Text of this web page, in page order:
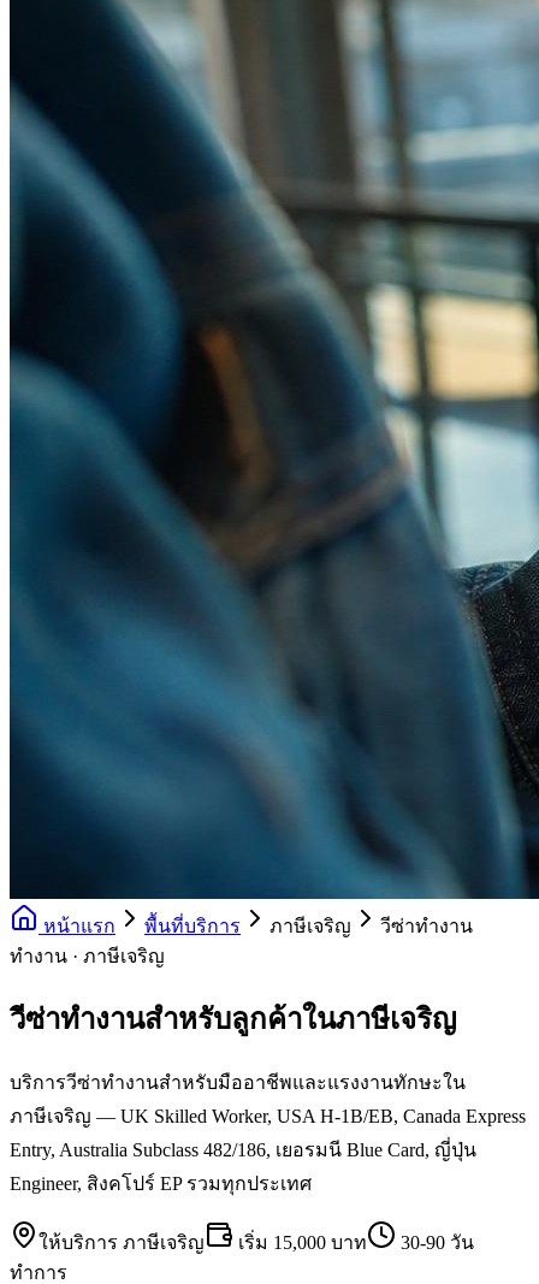
หน้าแรก พื้นที่บริการ ภาษีเจริญ
วีซ่าทำงาน
ทำงาน · ภาษีเจริญ
วีซ่าทำงานสำหรับลูกค้าในภาษีเจริญ
บริการวีซ่าทำงานสำหรับมืออาชีพและแรงงานทักษะใน
ภาษีเจริญ — UK Skilled Worker, USA H-1B/EB, Canada Express
Entry, Australia Subclass 482/186, เยอรมนี Blue Card, ญี่ปุ่น
Engineer, สิงคโปร์ EP รวมทุกประเทศ
ให้บริการ ภาษีเจริญ เริ่ม 15,000 บาท
30-90 วัน
ทำการ